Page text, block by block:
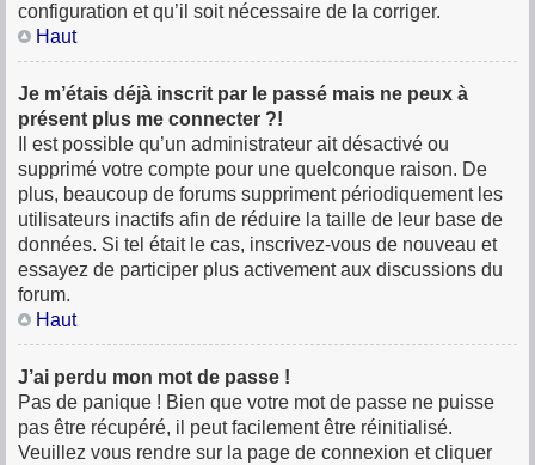
configuration et qu’il soit nécessaire de la corriger.
Haut
Je m’étais déjà inscrit par le passé mais ne peux à
présent plus me connecter ?!
Il est possible qu’un administrateur ait désactivé ou
supprimé votre compte pour une quelconque raison. De
plus, beaucoup de forums suppriment périodiquement les
utilisateurs inactifs afin de réduire la taille de leur base de
données. Si tel était le cas, inscrivez-vous de nouveau et
essayez de participer plus activement aux discussions du
forum.
Haut
J’ai perdu mon mot de passe !
Pas de panique ! Bien que votre mot de passe ne puisse
pas être récupéré, il peut facilement être réinitialisé.
Veuillez vous rendre sur la page de connexion et cliquer